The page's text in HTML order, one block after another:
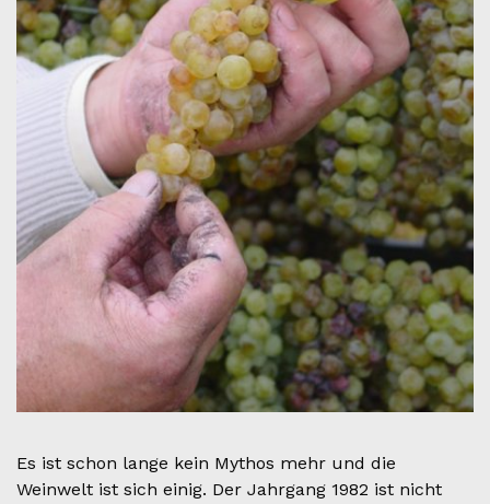
Es ist schon lange kein Mythos mehr und die
Weinwelt ist sich einig. Der Jahrgang 1982 ist nicht